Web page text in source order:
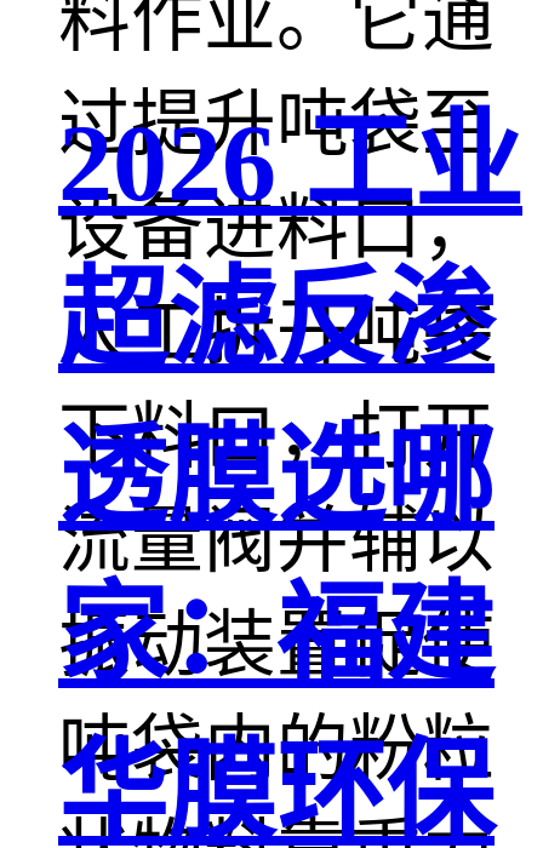
料作业。它通
过提升吨袋至
设备进料口，
人工拆开吨袋
下料口，打开
流量阀并辅以
振动装置促使
吨袋内的粉粒
2026 工业
超滤反渗
透膜选哪
家：福建
华膜环保